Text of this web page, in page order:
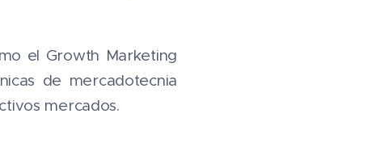
el Growth Marketing
de mercadotecnia
mercados.